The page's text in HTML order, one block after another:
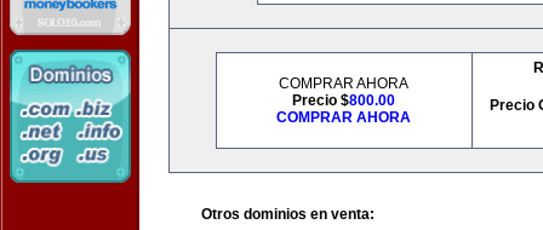
COMPRAR AHORA
Precio $800.00
COMPRAR AHORA
Precio
Otros dominios en venta: